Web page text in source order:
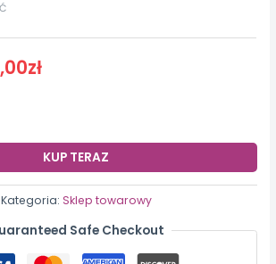
zł
KUP TERAZ
Kategoria:Sklep towarowy
Safe Checkout